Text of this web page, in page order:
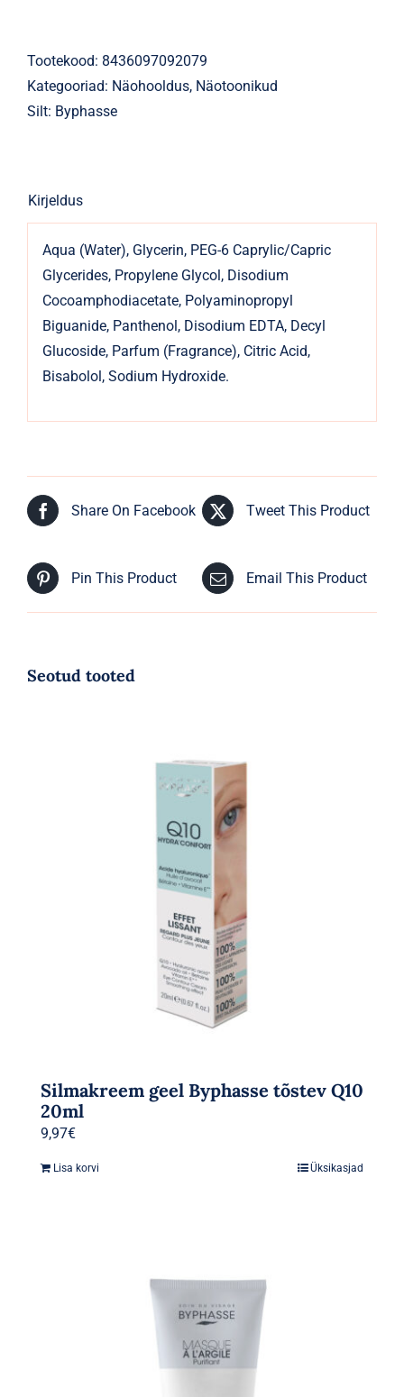
500ml
kogus
Tootekood: 8436097092079
Kategooriad: Näohooldus, Näotoonikud
Silt: Byphasse
Kirjeldus
Aqua (Water), Glycerin, PEG-6 Caprylic/Capric
Glycerides, Propylene Glycol, Disodium
Cocoamphodiacetate, Polyaminopropyl
Biguanide, Panthenol, Disodium EDTA, Decyl
Glucoside, Parfum (Fragrance), Citric Acid,
Bisabolol, Sodium Hydroxide.
Share On Facebook Tweet This Product
Pin This Product Email This Product
Seotud tooted
Silmakreem geel Byphasse tõstev Q10
20ml
9,97€
Lisa korvi Üksikasjad